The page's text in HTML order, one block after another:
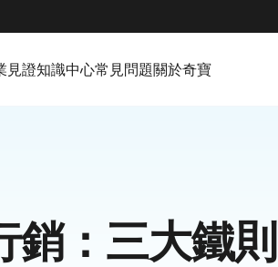
見證知識中心常見問題關於奇寶
：三大鐵則